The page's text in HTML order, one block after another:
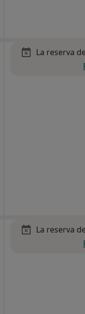
La reserva
La reserva